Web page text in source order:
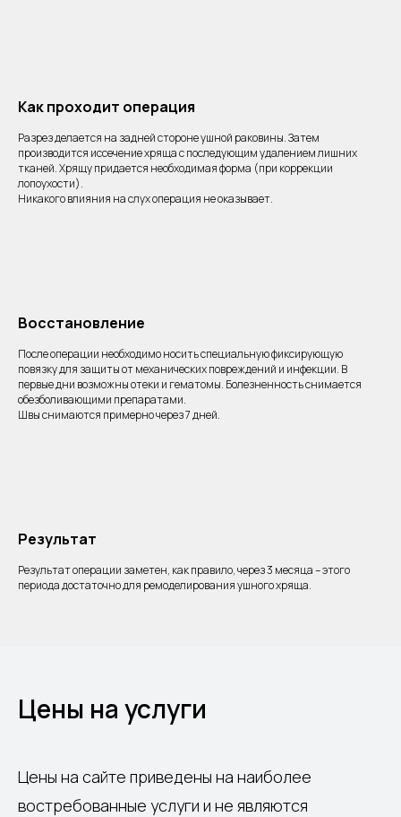
Как проходит операция
Разрез делается на задней стороне ушной раковины. Затем
производится иссечение хряща с последующим удалением лишних
тканей. Хрящу придается необходимая форма (при коррекции
лопоухости).
Никакого влияния на слух операция не оказывает.
Восстановление
После операции необходимо носить специальную фиксирующую
повязку для защиты от механических повреждений и инфекции. В
первые дни возможны отеки и гематомы. Болезненность снимается
обезболивающими препаратами.
Швы снимаются примерно через 7 дней.
Результат
Результат операции заметен, как правило, через 3 месяца – этого
периода достаточно для ремоделирования ушного хряща.
Цены на услуги
Цены на сайте приведены на наиболее
востребованные услуги и не являются